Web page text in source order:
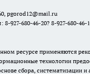
pgorod12@mail.ru
8-927-680-46-20? 8-927-680-46-
ресурсе применяются
технологии
сбора, систематизации и